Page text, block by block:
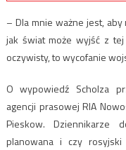
– Dla mnie ważne jest, aby
jak świat może wyjść z
oczywisty, to wycofanie
O wypowiedź Scholza
agencji prasowej RIA
Pieskow. Dziennikarze
planowana i czy